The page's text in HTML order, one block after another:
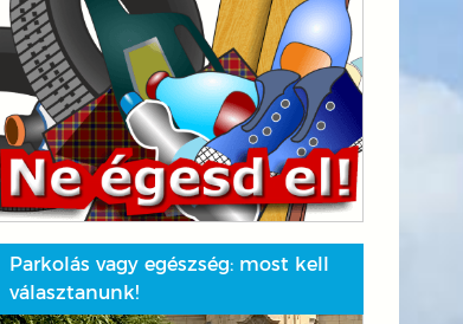
Parkolás vagy egészség: most kell
választanunk!